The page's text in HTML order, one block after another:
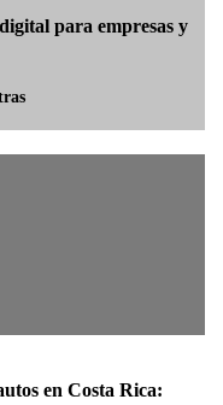
para empresas y
en Costa Rica: